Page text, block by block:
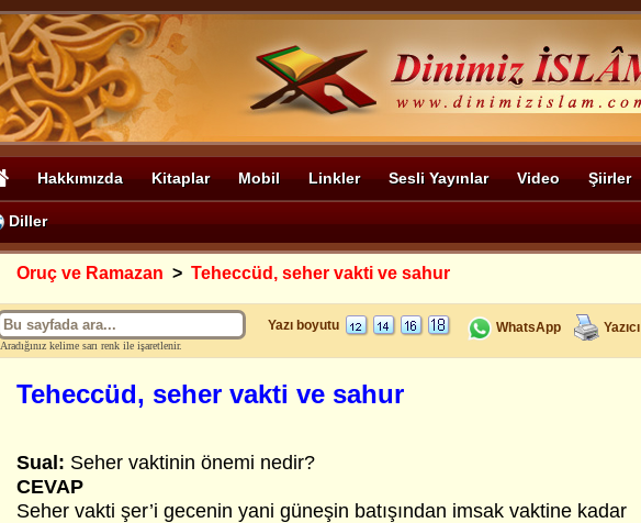
Hakkımızda Kitaplar Mobil Linkler Sesli Yayınlar Video Şiirler
Diller
Oruç ve Ramazan > Teheccüd, seher vakti ve sahur
Aradığınız kelime sarı renk ile işaretlenir.
Yazı boyutu WhatsApp Yazıcı
Teheccüd, seher vakti ve sahur
Sual: Seher vaktinin önemi nedir?
CEVAP
Seher vakti şer’i gecenin yani güneşin batışından imsak vaktine kadar